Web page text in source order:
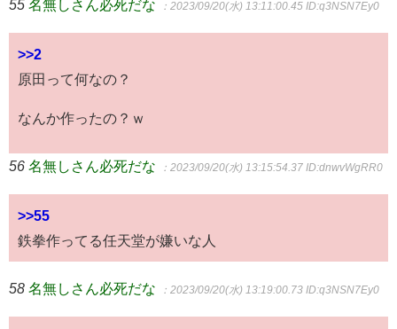
55 名無しさん必死だな ：2023/09/20(水) 13:11:00.45 ID:q3NSN7Ey0
>>2
原田って何なの？
なんか作ったの？ｗ
56 名無しさん必死だな ：2023/09/20(水) 13:15:54.37 ID:dnwvWgRR0
>>55
鉄拳作ってる任天堂が嫌いな人
58 名無しさん必死だな ：2023/09/20(水) 13:19:00.73 ID:q3NSN7Ey0